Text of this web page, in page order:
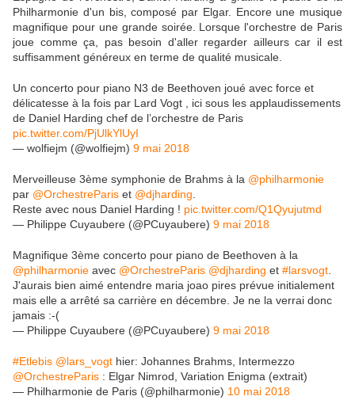
Philharmonie d'un bis, composé par Elgar. Encore une musique
magnifique pour une grande soirée. Lorsque l'orchestre de Paris
joue comme ça, pas besoin d'aller regarder ailleurs car il est
suffisamment généreux en terme de qualité musicale.
Un concerto pour piano N3 de Beethoven joué avec force et
délicatesse à la fois par Lard Vogt , ici sous les applaudissements
de Daniel Harding chef de l’orchestre de Paris
pic.twitter.com/PjUlkYlUyI
— wolfiejm (@wolfiejm) 9 mai 2018
Merveilleuse 3ème symphonie de Brahms à la @philharmonie
par @OrchestreParis et @djharding
Reste avec nous Daniel Harding ! pic.twitter.com/Q1Qyujutmd
— Philippe Cuyaubere (@PCuyaubere) 9 mai 2018
Magnifique 3ème concerto pour piano de Beethoven à la
@philharmonie avec @OrchestreParis @djharding et #larsvogt
J'aurais bien aimé entendre maria joao pires prévue initialement
mais elle a arrêté sa carrière en décembre. Je ne la verrai donc
jamais :-(
— Philippe Cuyaubere (@PCuyaubere) 9 mai 2018
#Etlebis @lars_vogt hier: Johannes Brahms, Intermezzo
@OrchestreParis : Elgar Nimrod, Variation Enigma (extrait)
— Philharmonie de Paris (@philharmonie) 10 mai 2018